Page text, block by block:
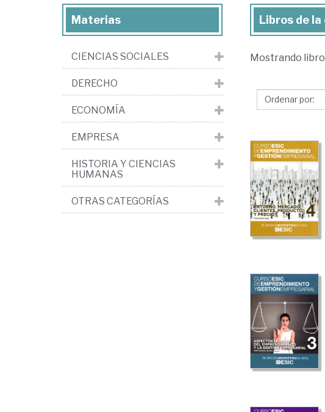
Libros
la
ESIC
Libros de
Mostrando
Materias
CIENCIAS SOCIALES
DERECHO
ECONOMÍA
EMPRESA
HISTORIA Y CIENCIAS
HUMANAS
OTRAS CATEGORÍAS